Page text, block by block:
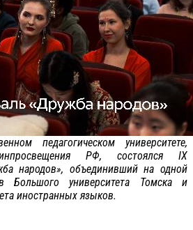
педагогическом университете,
РФ, состоялся IX
народов», объединивший на одной
Большого университета Томска и
иностранных языков.